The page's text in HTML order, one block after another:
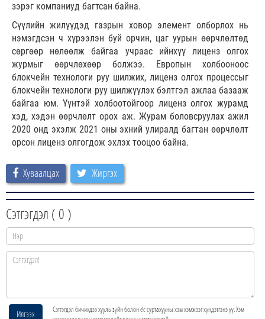
зэрэг компаниуд багтсан байна.
Сүүлийн жилүүдэд газрын ховор элемент олборлох нь
нэмэгдсэн ч хүрээлэн буй орчин, цаг уурын өөрчлөлтөд
сөргөөр нөлөөлж байгаа учраас ийнхүү лиценз олгох
журмыг өөрчлөхөөр болжээ. Европын холбооноос
блокчейн технологи руу шилжих, лиценз олгох процессыг
блокчейн технологи руу шилжүүлэх бэлтгэл ажлаа базааж
байгаа юм. Үүнтэй холбоотойгоор лиценз олгох журамд
хэд, хэдэн өөрчлөлт орох аж. Журам боловсруулах ажил
2020 онд эхэлж 2021 оны эхний улиралд багтан өөрчлөлт
орсон лиценз олгогдож эхлэх тооцоо байна.
Хуваалцах Жиргэх
Сэтгэгдэл ( 0 )
Илгээх
Сэтгэгдэл бичихдээ хууль зүйн болон ёс суртахууны хэм хэмжээг хүндэтгэнэ үү. Хэм